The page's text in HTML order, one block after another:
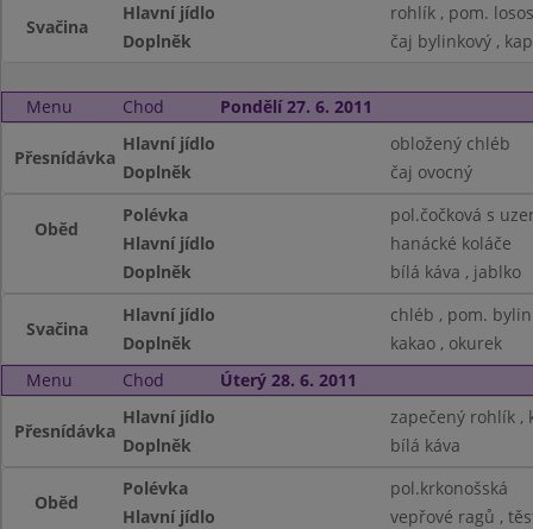
Svačina
Hlavní jídlo
rohlík , pom.
Doplněk
čaj bylinkový ,
Menu Chod Pondělí 27. 6. 2011
Přesnídávka
Hlavní jídlo
obložený chléb
Doplněk
čaj ovocný
Oběd
Polévka
pol.čočková s
Hlavní jídlo
hanácké koláče
Doplněk
bílá káva , jablko
Svačina
Hlavní jídlo
chléb , pom.
Doplněk
kakao , okurek
Menu
Chod Úterý 28. 6. 2011
Přesnídávka
Hlavní jídlo
zapečený rohlík ,
Doplněk
bílá káva
Oběd
Polévka
pol.krkonošská
Hlavní jídlo
vepřové ragů ,